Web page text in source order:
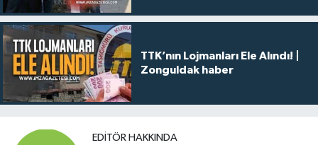
TTK’nın Lojmanları Ele Alındı! |
Zonguldak haber
EDITÖR HAKKINDA